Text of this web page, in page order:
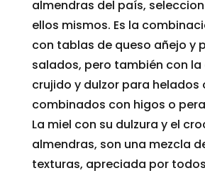
almendras del país,
ellos mismos. Es la
con tablas de queso añejo y
salados, pero también con
crujido y dulzor para helados
combinados con higos o
La miel con su dulzura y el
almendras, son una mezcla
texturas, apreciada por